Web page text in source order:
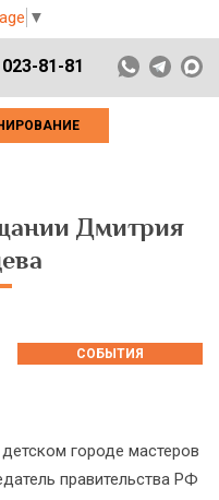
▼
81-81
Дмитрия
СОБЫТИЯ
городе мастеров
правительства РФ